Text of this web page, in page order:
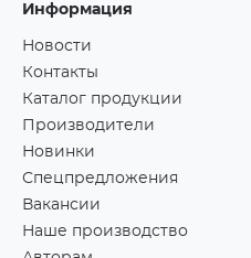
Информация
Новости
Контакты
Каталог продукции
Производители
Новинки
Спецпредложения
Вакансии
Наше производство